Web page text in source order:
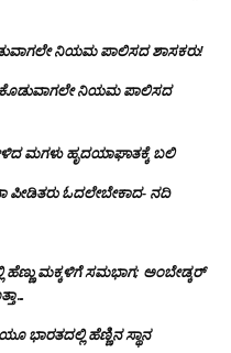
ನಿಯಮ ಪಾಲಿಸದ ಶಾಸಕರು!
ಕೊಡುವಾಗಲೇ ನಿಯಮ ಪಾಲಿಸದ
ಮಗಳು ಹೃದಯಾಘಾತಕ್ಕೆ ಬಲಿ
ಪೀಡಿತರು ಓದಲೇಬೇಕಾದ- ನದಿ
ಹೆಣ್ಣು ಮಕ್ಕಳಿಗೆ ಸಮಭಾಗ; ಅಂಬೇಡ್ಕರ್
ಭಾರತದಲ್ಲಿ ಹೆಣ್ಣಿನ ಸ್ಥಾನ‌